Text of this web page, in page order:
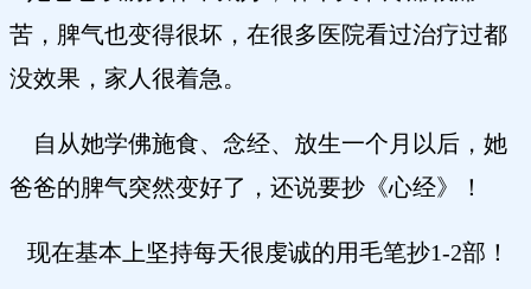
苦，脾气也变得很坏，在很多医院看过治疗过都
没效果，家人很着急。
自从她学佛施食、念经、放生一个月以后，她
爸爸的脾气突然变好了，还说要抄《心经》！
现在基本上坚持每天很虔诚的用毛笔抄1-2部！